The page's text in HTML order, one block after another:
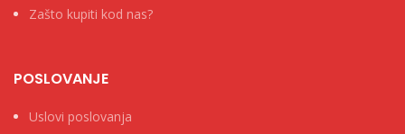
Zašto kupiti kod nas?
POSLOVANJE
Uslovi poslovanja